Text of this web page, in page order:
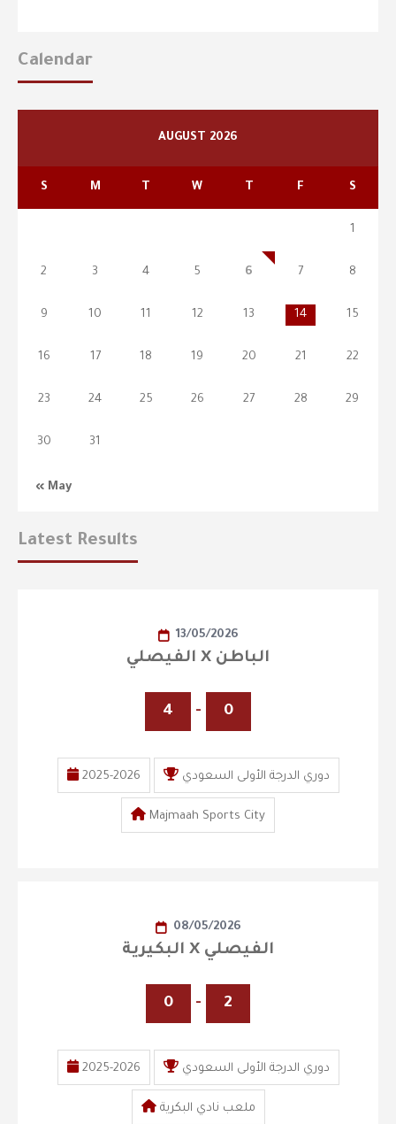
Calendar
AUGUST 2026
S M T W T F S
« May
1
2 3 4 5 6 7 8
9 10 11 12 13 14 15
16 17 18 19 20 21 22
23 24 25 26 27 28 29
30 31
Latest Results
13/05/2026
الفيصلي X الباطن
4 - 0
2025-2026 دوري الدرجة الأولى السعودي
Majmaah Sports City
08/05/2026
البكيرية X الفيصلي
0 - 2
2025-2026 دوري الدرجة الأولى السعودي
ملعب نادي البكرية